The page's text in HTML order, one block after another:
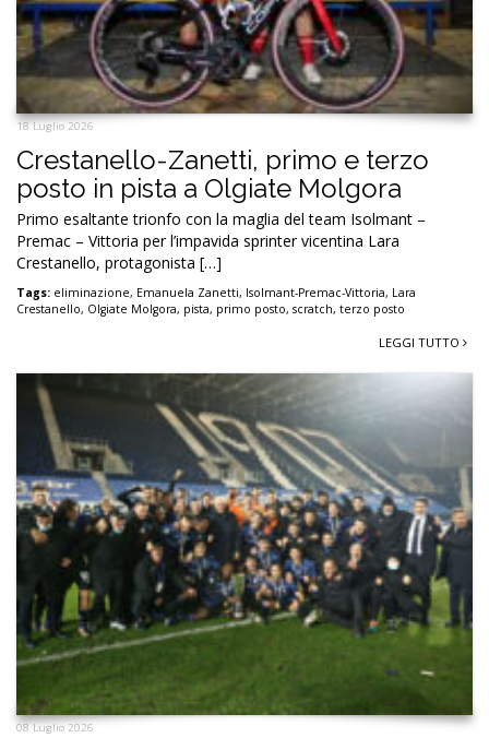
18 Luglio 2026
Crestanello-Zanetti, primo e terzo
posto in pista a Olgiate Molgora
Primo esaltante trionfo con la maglia del team Isolmant –
Premac – Vittoria per l’impavida sprinter vicentina Lara
Crestanello, protagonista […]
Tags: eliminazione, Emanuela Zanetti, Isolmant-Premac-Vittoria, Lara
Crestanello, Olgiate Molgora, pista, primo posto, scratch, terzo posto
LEGGI TUTTO
08 Luglio 2026